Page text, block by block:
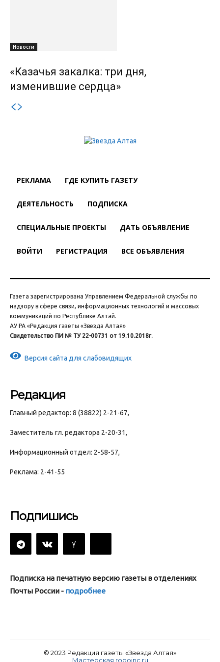
Новости
«Казачья закалка: три дня,
изменившие сердца»
РЕКЛАМА ГДЕ КУПИТЬ ГАЗЕТУ
ДЕЯТЕЛЬНОСТЬ ПОДПИСКА
СПЕЦИАЛЬНЫЕ ПРОЕКТЫ ДАТЬ ОБЪЯВЛЕНИЕ
ВОЙТИ РЕГИСТРАЦИЯ ВСЕ ОБЪЯВЛЕНИЯ
Газета зарегистрирована Управлением Федеральной службы по
надзору в сфере связи, информационных технологий и массовых
коммуникаций по Республике Алтай.
АУ РА «Редакция газеты «Звезда Алтая»
Свидетельство ПИ № ТУ 22-00731 от 19.10.2018г.
Версия сайта для слабовидящих
Редакция
Главный редактор: 8 (38822) 2-21-67,
Заместитель гл. редактора 2-20-31,
Информационный отдел: 2-58-57,
Реклама: 2-41-55
Подпишись
Подписка на печатную версию газеты в отделениях
Почты России - подробнее
© 2023 Редакция газеты «Звезда Алтая»
Мастерская roboinc.ru